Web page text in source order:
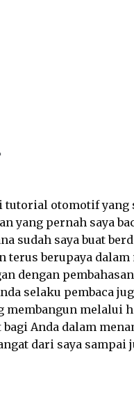
otomotif yang
yang pernah saya
sudah saya buat
terus berupaya
dengan
selaku pembaca
melalui
Anda dalam
dari saya sampai